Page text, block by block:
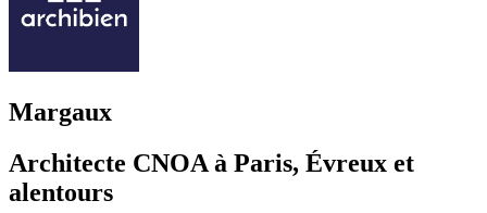
Margaux
Architecte CNOA à Paris, Évreux et
alentours